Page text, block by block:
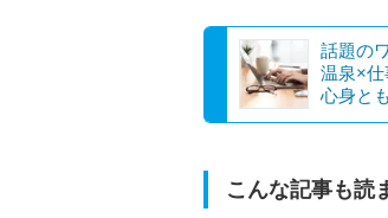
話題の
温泉×仕
心身と
こんな記事も読